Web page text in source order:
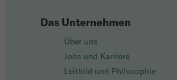
Das Unternehmen
Über uns
Jobs und Karriere
Leitbild und Philosophie